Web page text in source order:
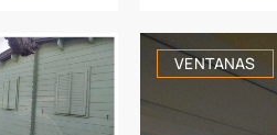
VENTANAS